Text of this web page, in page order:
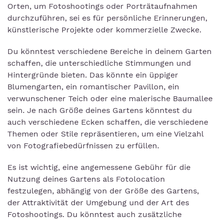
Orten, um Fotoshootings oder Porträtaufnahmen
durchzuführen, sei es für persönliche Erinnerungen,
künstlerische Projekte oder kommerzielle Zwecke.
Du könntest verschiedene Bereiche in deinem Garten
schaffen, die unterschiedliche Stimmungen und
Hintergründe bieten. Das könnte ein üppiger
Blumengarten, ein romantischer Pavillon, ein
verwunschener Teich oder eine malerische Baumallee
sein. Je nach Größe deines Gartens könntest du
auch verschiedene Ecken schaffen, die verschiedene
Themen oder Stile repräsentieren, um eine Vielzahl
von Fotografiebedürfnissen zu erfüllen.
Es ist wichtig, eine angemessene Gebühr für die
Nutzung deines Gartens als Fotolocation
festzulegen, abhängig von der Größe des Gartens,
der Attraktivität der Umgebung und der Art des
Fotoshootings. Du könntest auch zusätzliche